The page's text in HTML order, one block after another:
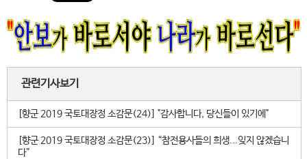
관련기사보기
[향군 2019 국토대장정 소감문(24)] "감사합니다, 당신들이 있기에"
[향군 2019 국토대장정 소감문(23)] “참전용사들의 희생...잊지 않겠습니
다”